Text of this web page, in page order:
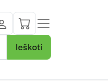
Ieškoti